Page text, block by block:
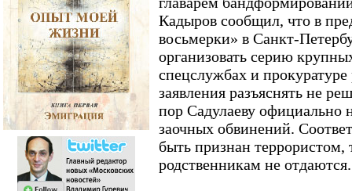
Кадыров сообщил, что в
восьмерки» в Санкт-
организовать серию
спецслужбах и
заявления разъяснять не
пор Садулаеву официально
заочных обвинений.
быть признан террористом,
родственникам не отдаются.